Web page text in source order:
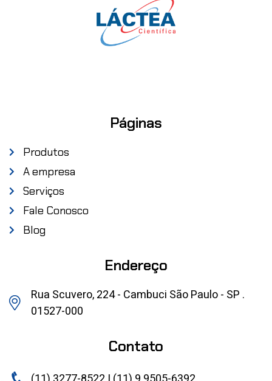
Páginas
Produtos
A empresa
Serviços
Fale Conosco
Blog
Endereço
Rua Scuvero, 224 - Cambuci São Paulo - SP .
01527-000
Contato